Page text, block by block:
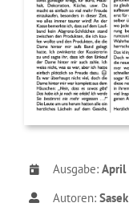
Ausgabe:
Autoren: